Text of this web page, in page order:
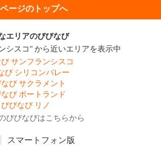
ージのトップへ
エリアのびびなび
シスコ" から近いエリアを表示中
サンフランシスコ
び シリコンバレー
び サクラメント
び ポートランド
びびなび リノ
びびなびはこちらから
スマートフォン版